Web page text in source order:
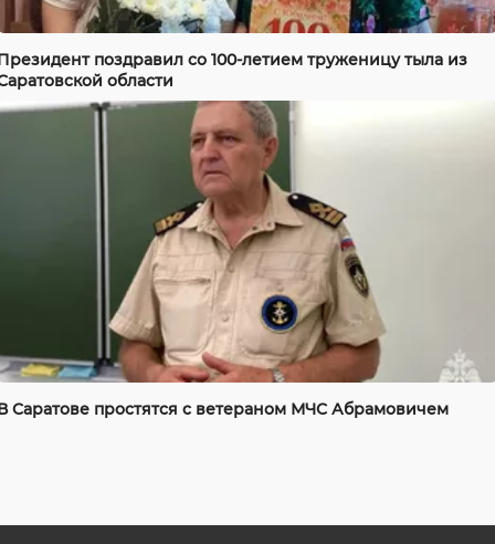
поздравил со 100-летием труженицу тыла из
области
Саратове простятся с ветераном МЧС Абрамовичем